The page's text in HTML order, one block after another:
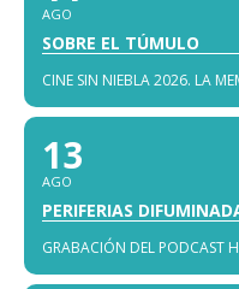
AGO
SOBRE EL TÚMULO
CINE SIN NIEBLA 2026. LA
13
AGO
PERIFERIAS
GRABACIÓN DEL PODCAST